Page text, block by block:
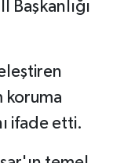
Başkanlığı
koruma
ifade etti.